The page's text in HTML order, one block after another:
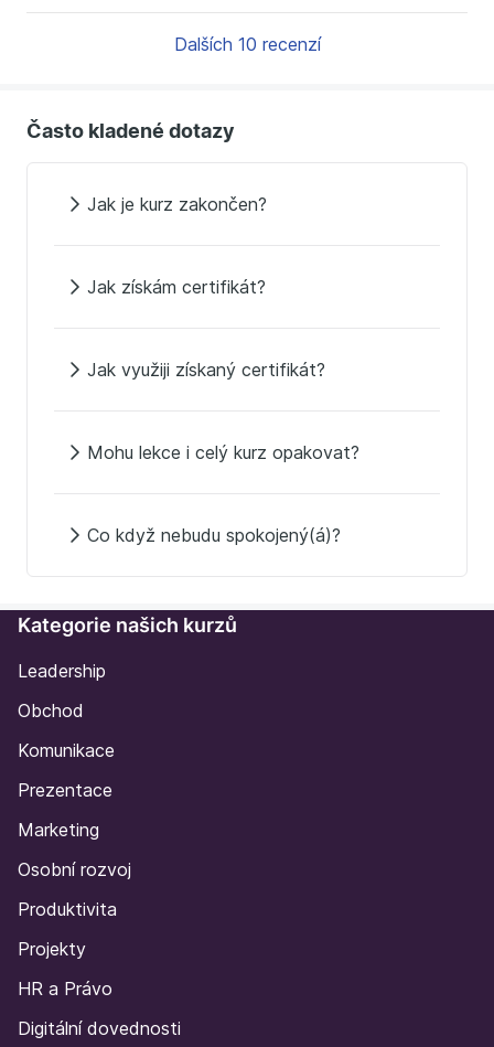
Dalších 10 recenzí
Často kladené dotazy
Jak je kurz zakončen?
Jak získám certifikát?
Jak využiji získaný certifikát?
Mohu lekce i celý kurz opakovat?
Co když nebudu spokojený(á)?
Kategorie našich kurzů
Leadership
Obchod
Komunikace
Prezentace
Marketing
Osobní rozvoj
Produktivita
Projekty
HR a Právo
Digitální dovednosti